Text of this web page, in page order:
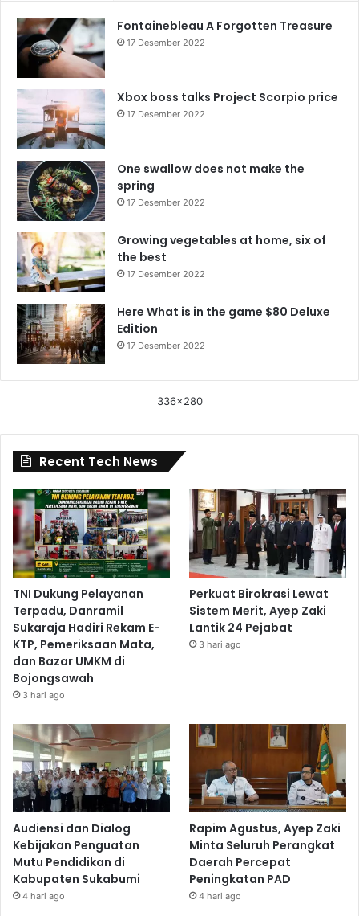
Fontainebleau A Forgotten Treasure
17 Desember 2022
Xbox boss talks Project Scorpio price
17 Desember 2022
One swallow does not make the
spring
17 Desember 2022
Growing vegetables at home, six of
the best
17 Desember 2022
Here What is in the game $80 Deluxe
Edition
17 Desember 2022
336x280
Recent Tech News
TNI Dukung Pelayanan
Terpadu, Danramil
Sukaraja Hadiri Rekam E-
KTP, Pemeriksaan Mata,
dan Bazar UMKM di
Bojongsawah
3 hari ago
Perkuat Birokrasi Lewat
Sistem Merit, Ayep Zaki
Lantik 24 Pejabat
3 hari ago
Audiensi dan Dialog
Kebijakan Penguatan
Mutu Pendidikan di
Kabupaten Sukabumi
4 hari ago
Rapim Agustus, Ayep Zaki
Minta Seluruh Perangkat
Daerah Percepat
Peningkatan PAD
4 hari ago